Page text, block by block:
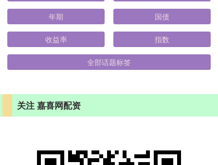
年期 国债
收益率 指数
全部话题标签
关注 嘉喜网配资